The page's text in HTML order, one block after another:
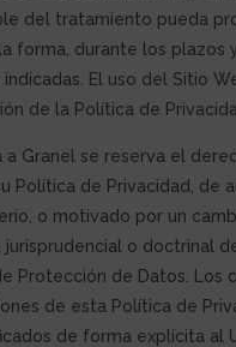
del tratamiento pueda
forma, durante los plazos
indicadas. El uso del Sitio
de la Política de
a Granel
se reserva el
Política de Privacidad, de
o motivado por un
jurisprudencial o doctrinal
Protección de Datos. Los
de esta Política de
de forma explícita al